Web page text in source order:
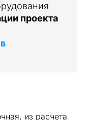
проекта
из расчета